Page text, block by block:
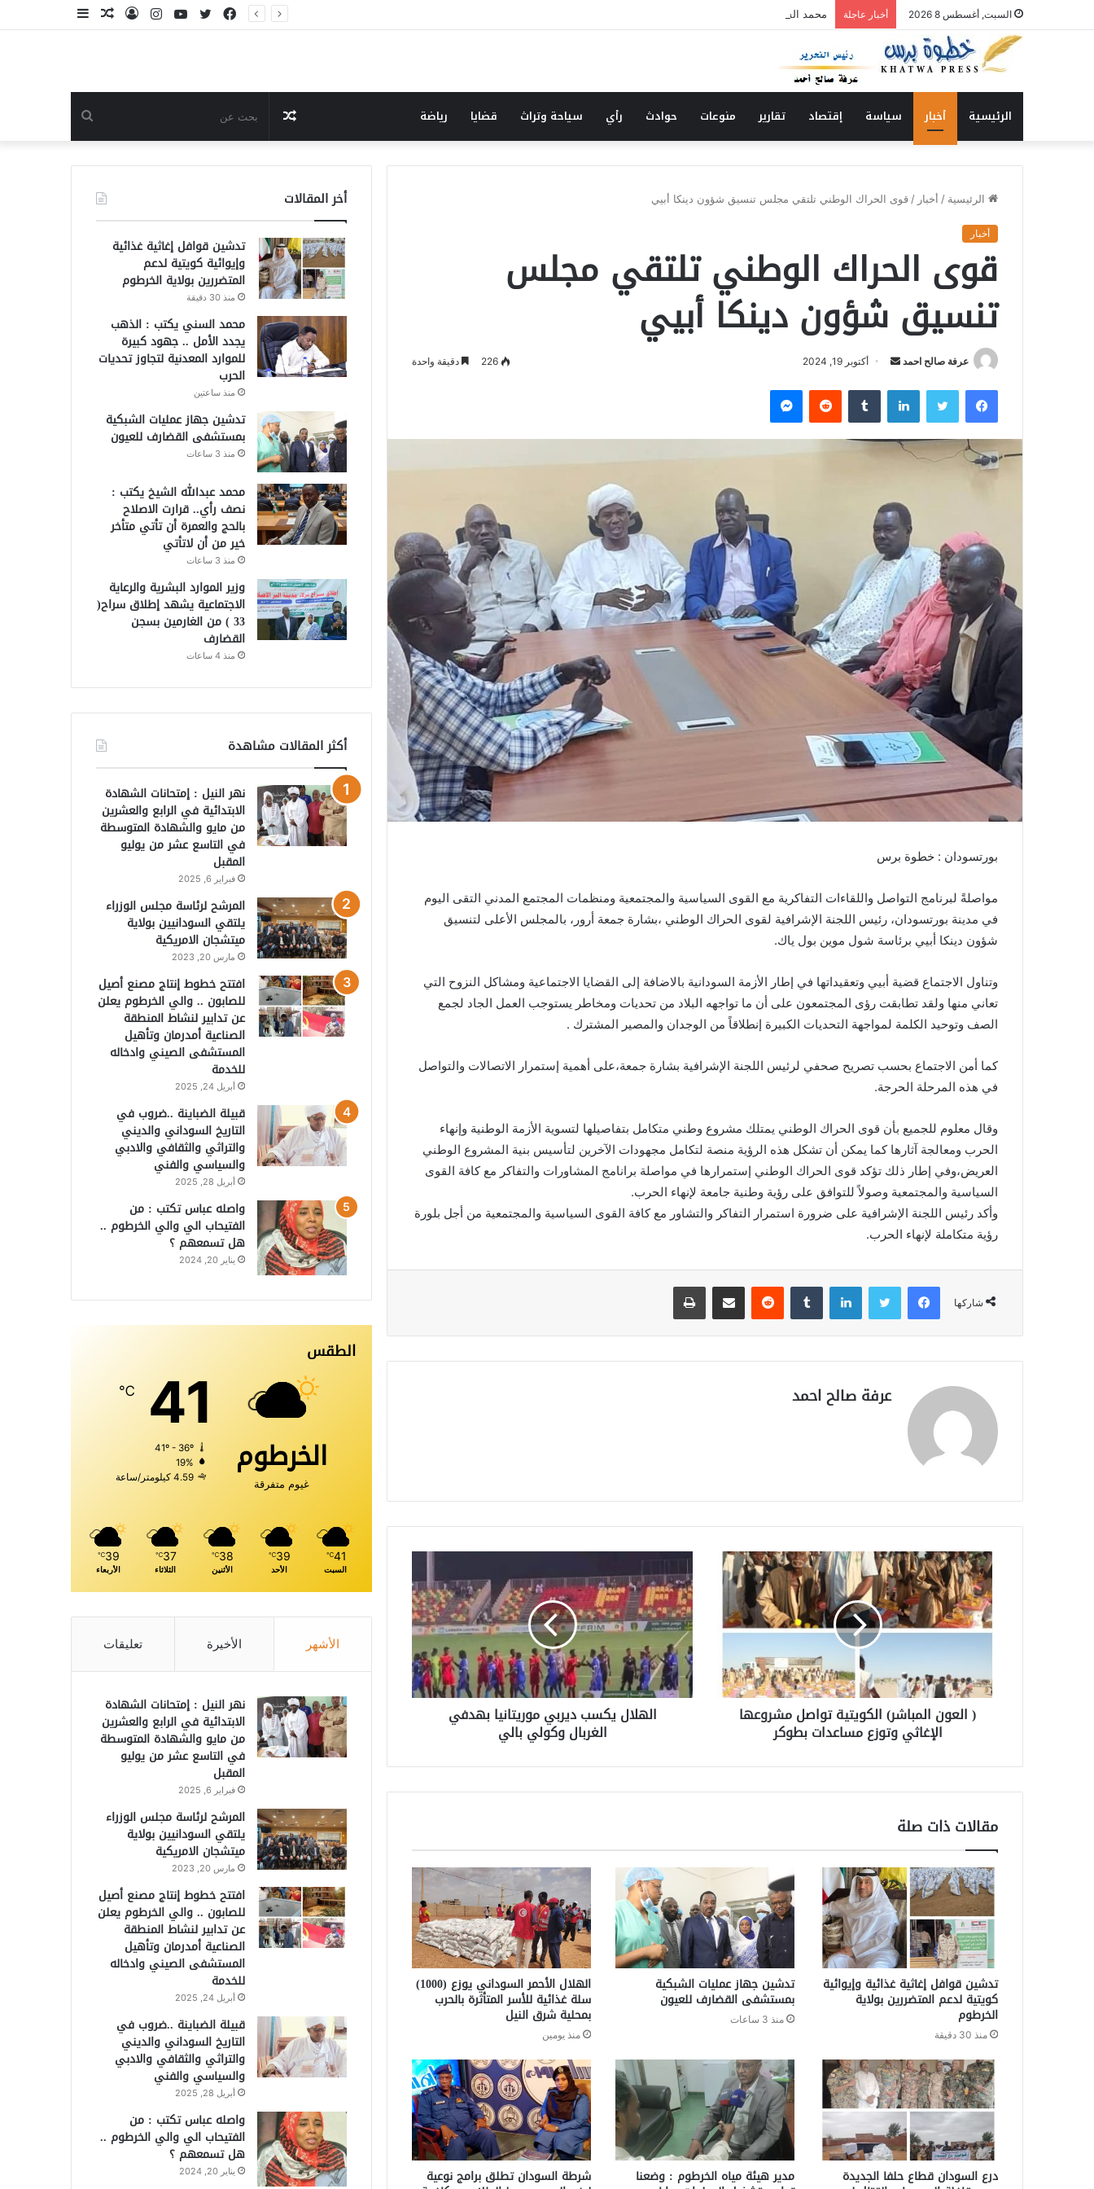
السبت, أغسطس 8 2026 أخبار عاجلة محمد السني يكتب : الذهب يجدد الأمل .. جهود كبيرة للموارد المعدنية لتجاوز تحديات الحرب
مقال تسجيل
انستقرام يوتيوب تويتر
فيسبوك
الرئيسية أخبار سياسة إقتصاد تقارير منوعات حوادث رأي سياحة وتراث قضايا رياضة
عن
مقال
عشوائي
الرئيسية / أخبار / قوى الحراك الوطني تلتقي مجلس تنسيق شؤون دينكا أبيي
أخبار
قوى الحراك الوطني تلتقي مجلس
تنسيق شؤون دينكا أبيي
عرفة صالح احمد
ل
ب
ا
إ
ك
ت
ر
و
ن
ي
ا
أكتوبر 19, 2024 226 دقيقة واحدة
فيسبوك لينكدإن
بورتسودان : خطوة برس
مواصلةً لبرنامج التواصل واللقاءات التفاكرية مع القوى السياسية والمجتمعية ومنظمات المجتمع المدني التقى اليوم
في مدينة بورتسودان، رئيس اللجنة الإشرافية لقوى الحراك الوطني ،بشارة جمعة أرور، بالمجلس الأعلى لتنسيق
شؤون دينكا أبيي برئاسة شول موين بول ياك.
وتناول الاجتماع قضية أبيي وتعقيداتها في إطار الأزمة السودانية بالاضافة إلى القضايا الاجتماعية ومشاكل النزوح التي
تعاني منها ولقد تطابقت رؤى المجتمعون على أن ما تواجهه البلاد من تحديات ومخاطر يستوجب العمل الجاد لجمع
الصف وتوحيد الكلمة لمواجهة التحديات الكبيرة إنطلاقاً من الوجدان والمصير المشترك .
كما أمن الاجتماع بحسب تصريح صحفي لرئيس اللجنة الإشرافية بشارة جمعة،على أهمية إستمرار الاتصالات والتواصل
في هذه المرحلة الحرجة.
وقال معلوم للجميع بأن قوى الحراك الوطني يمتلك مشروع وطني متكامل بتفاصيلها لتسوية الأزمة الوطنية وإنهاء
الحرب ومعالجة آثارها كما يمكن أن تشكل هذه الرؤية منصة لتكامل مجهودات الآخرين لتأسيس بنية المشروع الوطني
العريض،وفي إطار ذلك تؤكد قوى الحراك الوطني إستمرارها في مواصلة برانامج المشاورات والتفاكر مع كافة القوى
السياسية والمجتمعية وصولاً للتوافق على رؤية وطنية جامعة لإنهاء الحرب.
وأكد رئيس اللجنة الإشرافية على ضرورة استمرار التفاكر والتشاور مع كافة القوى السياسية والمجتمعية من أجل بلورة
رؤية متكاملة لإنهاء الحرب.
شاركها
فيسبوك لينكدإن
عرفة صالح احمد
( العون المباشر) الكويتية تواصل مشروعها
الإغاثي وتوزع مساعدات بطوكر
الهلال يكسب ديربي موريتانيا بهدفي
الغربال وكولي بالي
مقالات ذات صلة
تدشين قوافل إغاثية غذائية وإيوائية
كويتية لدعم المتضررين بولاية
الخرطوم
منذ 30 دقيقة
تدشين جهاز عمليات الشبكية
بمستشفى القضارف للعيون
منذ 3 ساعات
الهلال الأحمر السوداني يوزع (1000)
سلة غذائية للأسر المتأثرة بالحرب
بمحلية شرق النيل
منذ يومين
درع السودان قطاع حلفا الجديدة مدير هيئة مياه الخرطوم : وضعنا شرطة السودان تطلق برامج نوعية
أخر المقالات
تدشين قوافل إغاثية غذائية
وإيوائية كويتية لدعم
المتضررين بولاية الخرطوم
منذ 30 دقيقة
محمد السني يكتب : الذهب
يجدد الأمل .. جهود كبيرة
للموارد المعدنية لتجاوز تحديات
الحرب
منذ ساعتين
تدشين جهاز عمليات الشبكية
بمستشفى القضارف للعيون
منذ 3 ساعات
محمد عبدالله الشيخ يكتب :
نصف رأي.. قرارت الاصلاح
بالحج والعمرة أن تأتي متأخر
خير من أن لاتأتي
منذ 3 ساعات
وزير الموارد البشرية والرعاية
الاجتماعية يشهد إطلاق سراح(
33 ) من الغارمين بسجن
القضارف
منذ 4 ساعات
أكثر المقالات مشاهدة
نهر النيل : إمتحانات الشهادة
الابتدائية في الرابع والعشرين
من مايو والشهادة المتوسطة
في التاسع عشر من يوليو
المقبل
فبراير 6, 2025
المرشح لرئاسة مجلس الوزراء
يلتقي السودانيين بولاية
ميتشجان الامريكية
مارس 20, 2023
افتتح خطوط إنتاج مصنع أصيل
للصابون .. والي الخرطوم يعلن
عن تدابير لنشاط المنطقة
الصناعية أمدرمان وتأهيل
المستشفى الصيني وادخاله
للخدمة
أبريل 24, 2025
قبيلة الضباينة ..ضروب في
التاريخ السوداني والديني
والتراثي والثقافي والادبي
والسياسي والفني
أبريل 28, 2025
واصله عباس تكتب : من
الفتيحاب الي والي الخرطوم ..
هل تسمعهم ؟
يناير 20, 2024
الطقس
الخرطوم
غيوم متفرقة
41
℃
41º - 36º
19%
4.59 كيلومتر/ساعة
41
℃
السبت
39
℃
الأحد
38
℃
الأثنين
37
℃
الثلاثاء
39
℃
الأربعاء
الأشهر الأخيرة تعليقات
نهر النيل : إمتحانات الشهادة
الابتدائية في الرابع والعشرين
من مايو والشهادة المتوسطة
في التاسع عشر من يوليو
المقبل
فبراير 6, 2025
المرشح لرئاسة مجلس الوزراء
يلتقي السودانيين بولاية
ميتشجان الامريكية
مارس 20, 2023
افتتح خطوط إنتاج مصنع أصيل
للصابون .. والي الخرطوم يعلن
عن تدابير لنشاط المنطقة
الصناعية أمدرمان وتأهيل
المستشفى الصيني وادخاله
للخدمة
أبريل 24, 2025
قبيلة الضباينة ..ضروب في
التاريخ السوداني والديني
والتراثي والثقافي والادبي
والسياسي والفني
أبريل 28, 2025
واصله عباس تكتب : من
الفتيحاب الي والي الخرطوم ..
هل تسمعهم ؟
يناير 20, 2024